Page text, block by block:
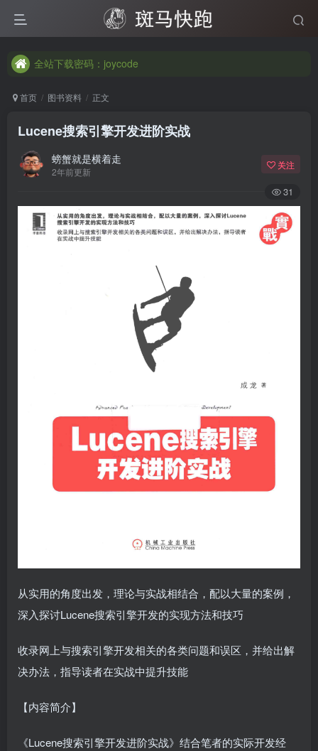
全站下载密码：joycode
全站下载密码：joycode
全站下载密码：joycode
首页 图书资料 正文
Lucene搜索引擎开发进阶实战
螃蟹就是横着走
2年前更新
关注
31
从实用的角度出发，理论与实战相结合，配以大量的案例，
深入探讨Lucene搜索引擎开发的实现方法和技巧
收录网上与搜索引擎开发相关的各类问题和误区，并给出解
决办法，指导读者在实战中提升技能
【内容简介】
《Lucene搜索引擎开发进阶实战》结合笔者的实际开发经